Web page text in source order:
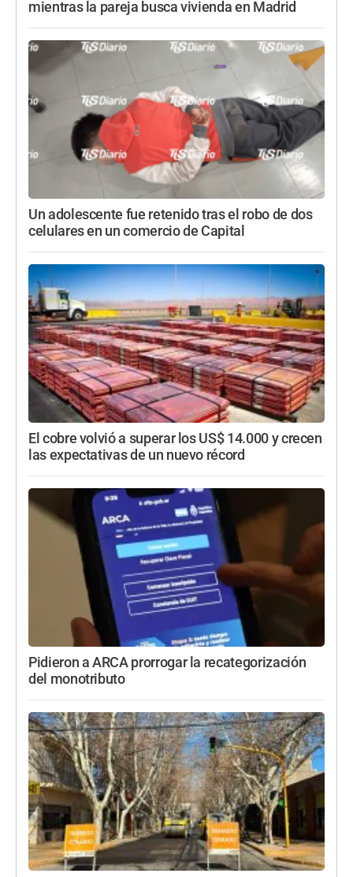
mientras la pareja busca vivienda en Madrid
Un adolescente fue retenido tras el robo de dos
celulares en un comercio de Capital
El cobre volvió a superar los US$ 14.000 y crecen
las expectativas de un nuevo récord
Pidieron a ARCA prorrogar la recategorización
del monotributo